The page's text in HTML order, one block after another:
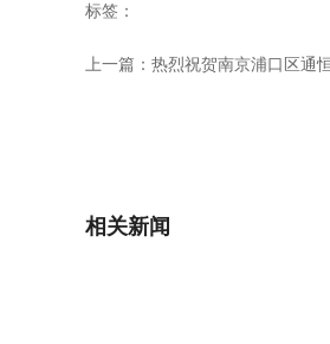
标签：
上一篇： 热烈祝贺南京浦口区通
相关新闻